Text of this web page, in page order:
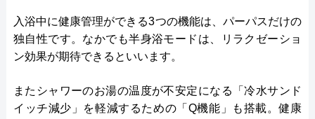
入浴中に健康管理ができる3つの機能は、パーパスだけの
独自性です。なかでも半身浴モードは、リラクゼーショ
ン効果が期待できるといいます。
またシャワーのお湯の温度が不安定になる「冷水サンド
イッチ減少」を軽減するための「Q機能」も搭載。健康